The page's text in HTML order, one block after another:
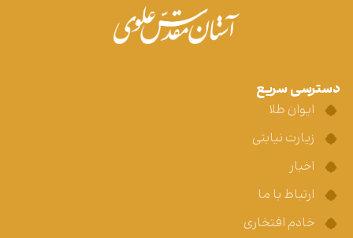
دسترسی سریع
ایوان طلا
زیارت نیابتی
اخبار
ارتباط با ما
خادم افتخاری